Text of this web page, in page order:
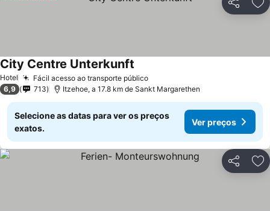
Partilhar
Hotel Fácil acesso ao transporte público
City Centre Unterkunft
6,9 713 Itzehoe, a 17.8 km de Sankt Margarethen
Selecione as datas para ver os preços
exatos.
Ver preços
Partilhar